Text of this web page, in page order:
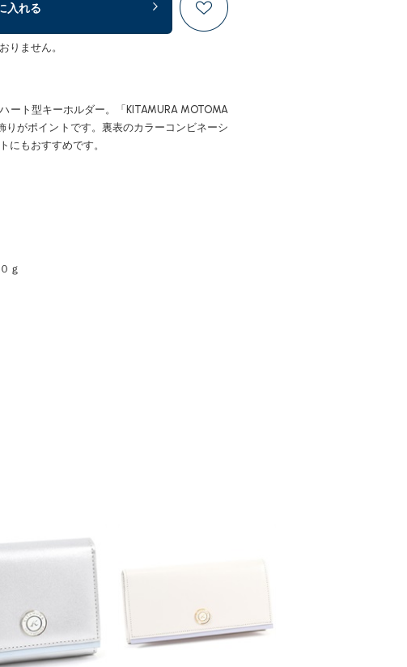
入れる
りません。
ート型キーホルダー。「KITAMURA MOTOMA
りがポイントです。裏表のカラーコンビネーシ
にもおすすめです。
ｇ